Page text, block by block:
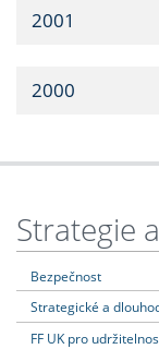
2001
2000
Strategie
Bezpečnost
Strategické a
FF UK pro